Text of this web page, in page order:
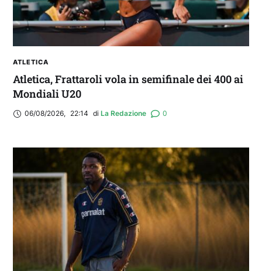
ATLETICA
Atletica, Frattaroli vola in semifinale dei 400 ai
Mondiali U20
06/08/2026, 22:14 di La Redazione 0